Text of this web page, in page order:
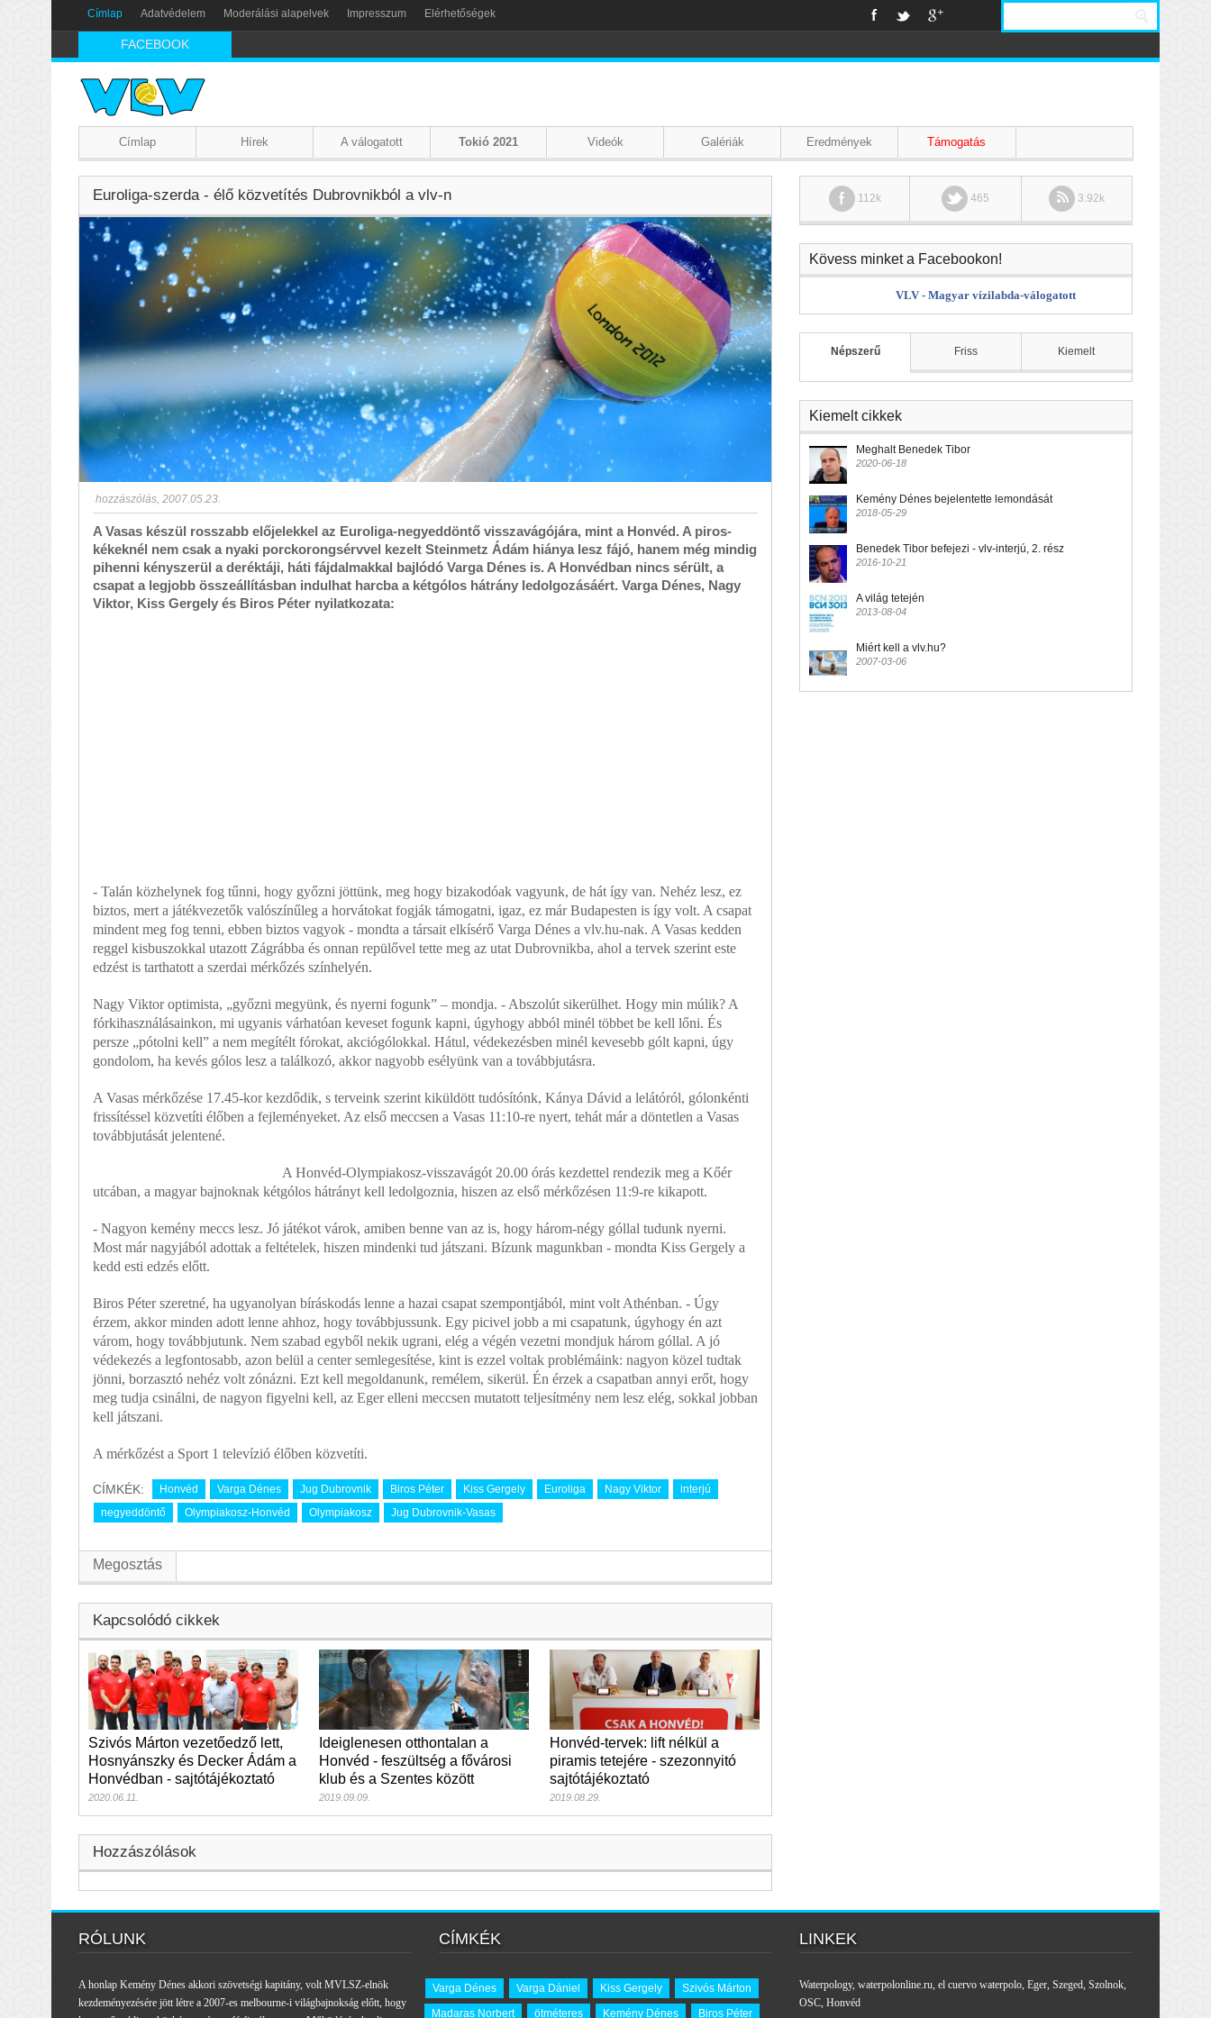
Címlap Adatvédelem Moderálási alapelvek Impresszum Elérhetőségek
FACEBOOK
Címlap Hírek A válogatott Tokió 2021 Videók Galériák Eredmények Támogatás
Euroliga-szerda - élő közvetítés Dubrovnikból a vlv-n
hozzászólás, 2007.05.23.
A Vasas készül rosszabb előjelekkel az Euroliga-negyeddöntő visszavágójára, mint a Honvéd. A piros-
kékeknél nem csak a nyaki porckorongsérvvel kezelt Steinmetz Ádám hiánya lesz fájó, hanem még mindig
pihenni kényszerül a deréktáji, háti fájdalmakkal bajlódó Varga Dénes is. A Honvédban nincs sérült, a
csapat a legjobb összeállításban indulhat harcba a kétgólos hátrány ledolgozásáért. Varga Dénes, Nagy
Viktor, Kiss Gergely és Biros Péter nyilatkozata:
- Talán közhelynek fog tűnni, hogy győzni jöttünk, meg hogy bizakodóak vagyunk, de hát így van. Nehéz lesz, ez
biztos, mert a játékvezetők valószínűleg a horvátokat fogják támogatni, igaz, ez már Budapesten is így volt. A csapat
mindent meg fog tenni, ebben biztos vagyok - mondta a társait elkísérő Varga Dénes a vlv.hu-nak. A Vasas kedden
reggel kisbuszokkal utazott Zágrábba és onnan repülővel tette meg az utat Dubrovnikba, ahol a tervek szerint este
edzést is tarthatott a szerdai mérkőzés színhelyén.
Nagy Viktor optimista, „győzni megyünk, és nyerni fogunk” – mondja. - Abszolút sikerülhet. Hogy min múlik? A
fórkihasználásainkon, mi ugyanis várhatóan keveset fogunk kapni, úgyhogy abból minél többet be kell lőni. És
persze „pótolni kell” a nem megítélt fórokat, akciógólokkal. Hátul, védekezésben minél kevesebb gólt kapni, úgy
gondolom, ha kevés gólos lesz a találkozó, akkor nagyobb esélyünk van a továbbjutásra.
A Vasas mérkőzése 17.45-kor kezdődik, s terveink szerint kiküldött tudósítónk, Kánya Dávid a lelátóról, gólonkénti
frissítéssel közvetíti élőben a fejleményeket. Az első meccsen a Vasas 11:10-re nyert, tehát már a döntetlen a Vasas
továbbjutását jelentené.
A Honvéd-Olympiakosz-visszavágót 20.00 órás kezdettel rendezik meg a Kőér
utcában, a magyar bajnoknak kétgólos hátrányt kell ledolgoznia, hiszen az első mérkőzésen 11:9-re kikapott.
- Nagyon kemény meccs lesz. Jó játékot várok, amiben benne van az is, hogy három-négy góllal tudunk nyerni.
Most már nagyjából adottak a feltételek, hiszen mindenki tud játszani. Bízunk magunkban - mondta Kiss Gergely a
kedd esti edzés előtt.
Biros Péter szeretné, ha ugyanolyan bíráskodás lenne a hazai csapat szempontjából, mint volt Athénban. - Úgy
érzem, akkor minden adott lenne ahhoz, hogy továbbjussunk. Egy picivel jobb a mi csapatunk, úgyhogy én azt
várom, hogy továbbjutunk. Nem szabad egyből nekik ugrani, elég a végén vezetni mondjuk három góllal. A jó
védekezés a legfontosabb, azon belül a center semlegesítése, kint is ezzel voltak problémáink: nagyon közel tudtak
jönni, borzasztó nehéz volt zónázni. Ezt kell megoldanunk, remélem, sikerül. Én érzek a csapatban annyi erőt, hogy
meg tudja csinálni, de nagyon figyelni kell, az Eger elleni meccsen mutatott teljesítmény nem lesz elég, sokkal jobban
kell játszani.
A mérkőzést a Sport 1 televízió élőben közvetíti.
CÍMKÉK: Honvéd Varga Dénes Jug Dubrovnik Biros Péter Kiss Gergely Euroliga Nagy Viktor
interjú
negyeddöntő
Olympiakosz-Honvéd Olympiakosz Jug Dubrovnik-Vasas
Megosztás
Kapcsolódó cikkek
Szivós Márton vezetőedző lett,
Hosnyánszky és Decker Ádám a
Honvédban - sajtótájékoztató
2020.06.11.
Ideiglenesen otthontalan a
Honvéd - feszültség a fővárosi
klub és a Szentes között
2019.09.09.
Honvéd-tervek: lift nélkül a
piramis tetejére - szezonnyitó
sajtótájékoztató
2019.08.29.
Hozzászólások
112k 465 3.92k
Kövess minket a Facebookon!
VLV - Magyar vízilabda-válogatott
Népszerű Friss Kiemelt
Kiemelt cikkek
Meghalt Benedek Tibor
2020-06-18
Kemény Dénes bejelentette lemondását
2018-05-29
Benedek Tibor befejezi - vlv-interjú, 2. rész
2016-10-21
A világ tetején
2013-08-04
Miért kell a vlv.hu?
2007-03-06
RÓLUNK
A honlap Kemény Dénes akkori szövetségi kapitány, volt MVLSZ-elnök
kezdeményezésére jött létre a 2007-es melbourne-i világbajnokság előtt, hogy
CÍMKÉK
Varga Dénes Varga Dániel Kiss Gergely
Szivós Márton
Madaras Norbert
ötméteres Kemény Dénes Biros Péter
LINKEK
Waterpology, waterpolonline.ru, el cuervo waterpolo, Eger, Szeged, Szolnok,
OSC, Honvéd